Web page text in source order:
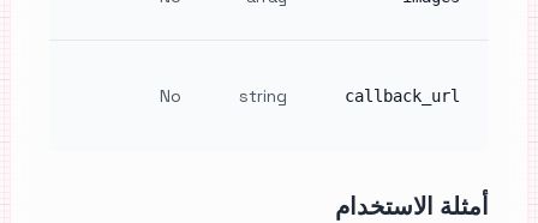
callback_url
string
No
أمثلة الاستخدام